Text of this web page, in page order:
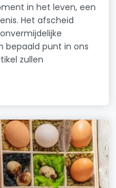
in het leven, een
Het afscheid
bepaald punt in ons
zullen